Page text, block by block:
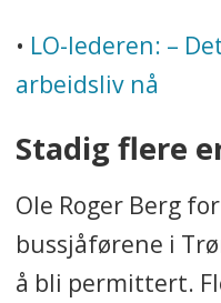
• LO-lederen: –
arbeidsliv nå
Stadig flere
Ole Roger Berg
bussjåførene i
å bli permittert.